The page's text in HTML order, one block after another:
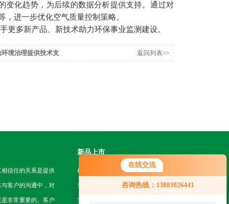
在线交流
咨询热线：13803026441
变化趋势，为后续的数据分析提供支持。通过对
进一步优化空气质量控制策略。
更多新产品、新技术助力环保事业监测建设。
境治理提供技术支
返回列表>>
信任的关系是提供
客户的沟通中，对
非常重要的。客户
新品上市
机房挂轨机器人
空地一体智能巡检系统
复合型作业机器人